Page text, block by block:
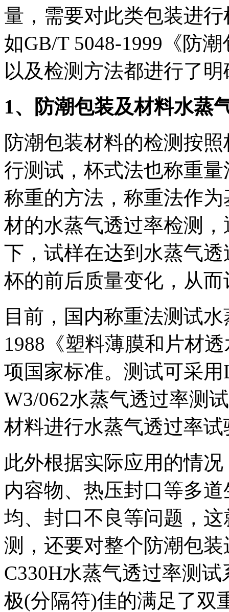
量，需要对此类包装进
如GB/T 5048-1999《防
以及检测方法都进行了
1、防潮包装及材料水蒸
防潮包装材料的检测按
行测试，杯式法也称重
称重的方法，称重法作
材的水蒸气透过率检测
下，试样在达到水蒸气
杯的前后质量变化，从
目前，国内称重法测试
1988《塑料薄膜和片材
项国家标准。测试可采
W3/062水蒸气透过率测
材料进行水蒸气透过率试
此外根据实际应用的情
内容物、热压封口等多
均、封口不良等问题，
测，还要对整个防潮包
C330H水蒸气透过率测
极(分隔符)佳的满足了双